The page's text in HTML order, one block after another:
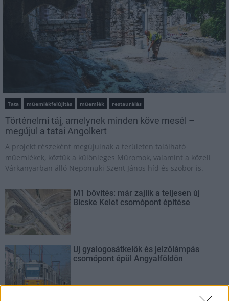
Tata műemlékfelújítás műemlék restaurálás
Történelmi táj, amelynek minden köve mesél –
megújul a tatai Angolkert
A projekt részeként megújulnak a területen található
műemlékek, köztük a különleges Műromok, valamint a közeli
Várkanyarban álló Nepomuki Szent János híd és szobor is.
M1 bővítés: már zajlik a teljesen új
Bicske Kelet csomópont építése
Új gyalogosátkelők és jelzőlámpás
csomópont épül Angyalföldön